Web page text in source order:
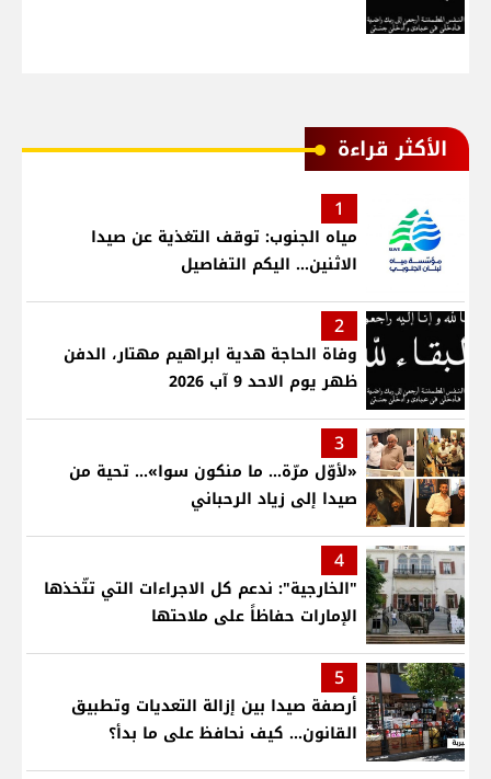
الأكثر قراءة
1
مياه الجنوب: توقف التغذية عن صيدا
الاثنين... اليكم التفاصيل
2
وفاة الحاجة هدية ابراهيم مهتار، الدفن
ظهر يوم الاحد 9 آب 2026
3
«لأوّل مرّة… ما منكون سوا»… تحية من
صيدا إلى زياد الرحباني
4
"الخارجية": ندعم كل الاجراءات التي تتّخذها
الإمارات حفاظاً على ملاحتها
5
أرصفة صيدا بين إزالة التعديات وتطبيق
القانون... كيف نحافظ على ما بدأ؟